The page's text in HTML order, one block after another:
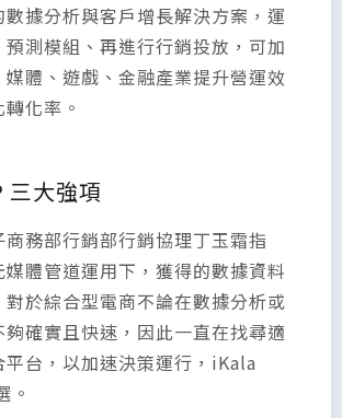
據分析與客戶增長解決方案，運
測模組、再進行行銷投放，可加
體、遊戲、金融產業提升營運效
化率。
三大強項
商務部行銷部行銷協理丁玉霜指
體管道運用下，獲得的數據資料
對於綜合型電商不論在數據分析或
夠確實且快速，因此一直在找尋適
平台，以加速決策運行，iKala
。